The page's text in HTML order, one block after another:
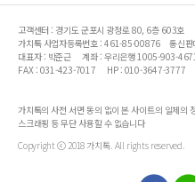
고객센터 : 경기도 군포시 광정로 80, 6층 603호
가치톡 사업자등록번호 : 461-85-00876
통신
대표자 : 박준근
계좌 : 우리은행 1005-903-
FAX : 031-423-7017
HP : 010-3647-3777
가치톡의 사전 서면 동의 없이 본 사이트의 일체의
스크래핑 등 무단 사용할 수 없습니다
Copyright ⓒ 2018 가치톡. All rights reserved.